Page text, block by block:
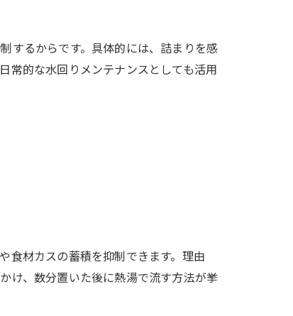
するからです。具体的には、詰まりを感
常的な水回りメンテナンスとしても活用
食材カスの蓄積を抑制できます。理由
け、数分置いた後に熱湯で流す方法が挙